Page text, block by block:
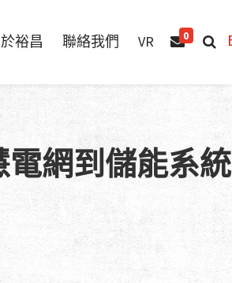
裕昌 聯絡我們 VR 0
網到儲能系統